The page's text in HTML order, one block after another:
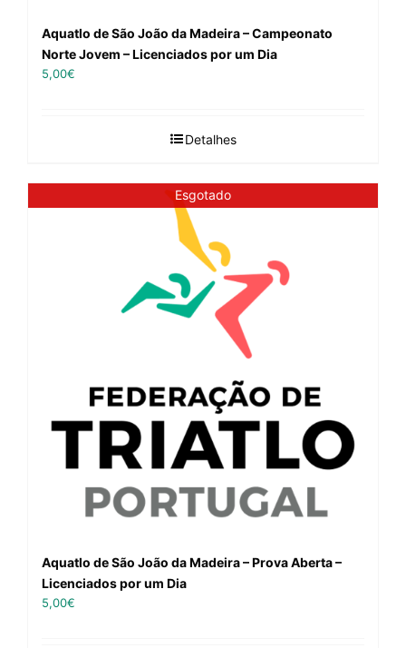
Aquatlo de São João da Madeira – Campeonato
Norte Jovem – Licenciados por um Dia
5,00€
Detalhes
Esgotado
Aquatlo de São João da Madeira – Prova Aberta –
Licenciados por um Dia
5,00€